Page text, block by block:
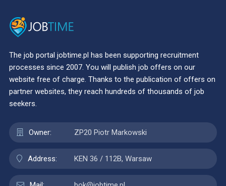
The job portal jobtime.pl has been supporting recruitment
processes since 2007. You will publish job offers on our
website free of charge. Thanks to the publication of offers on
partner websites, they reach hundreds of thousands of job
seekers.
Owner: ZP20 Piotr Markowski
Address: KEN 36 / 112B, Warsaw